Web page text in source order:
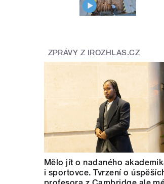
ZPRÁVY Z IROZHLAS.CZ
Mělo jít o nadaného
i sportovce. Tvrzení o